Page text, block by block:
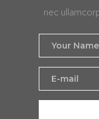
nec